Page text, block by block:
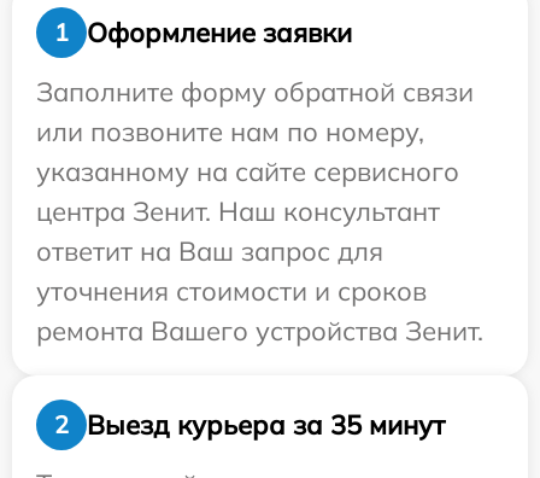
1
Оформление заявки
Заполните форму обратной связи
или позвоните нам по номеру,
указанному на сайте сервисного
центра Зенит. Наш консультант
ответит на Ваш запрос для
уточнения стоимости и сроков
ремонта Вашего устройства Зенит.
2
Выезд курьера за 35 минут